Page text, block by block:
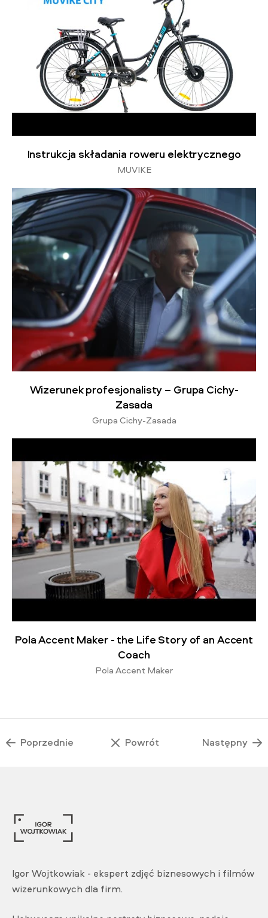
Instrukcja składania roweru elektrycznego
MUVIKE
Wizerunek profesjonalisty – Grupa Cichy-
Zasada
Grupa Cichy-Zasada
Pola Accent Maker - the Life Story of an Accent
Coach
Pola Accent Maker
Poprzednie Powrót Następny
Igor Wojtkowiak - ekspert zdjęć biznesowych i filmów
wizerunkowych dla firm.